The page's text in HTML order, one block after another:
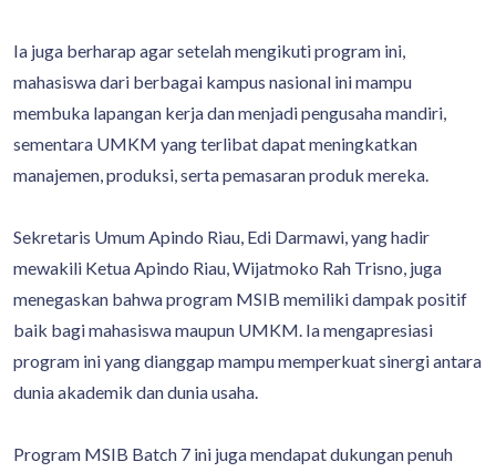
Ia juga berharap agar setelah mengikuti program ini,
mahasiswa dari berbagai kampus nasional ini mampu
membuka lapangan kerja dan menjadi pengusaha mandiri,
sementara UMKM yang terlibat dapat meningkatkan
manajemen, produksi, serta pemasaran produk mereka.
Sekretaris Umum Apindo Riau, Edi Darmawi, yang hadir
mewakili Ketua Apindo Riau, Wijatmoko Rah Trisno, juga
menegaskan bahwa program MSIB memiliki dampak positif
baik bagi mahasiswa maupun UMKM. Ia mengapresiasi
program ini yang dianggap mampu memperkuat sinergi antara
dunia akademik dan dunia usaha.
Program MSIB Batch 7 ini juga mendapat dukungan penuh